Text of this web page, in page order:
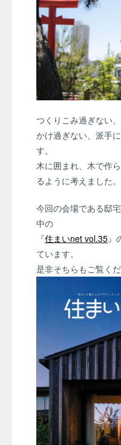
つくりこみ過ぎない
かけ過ぎない、派手
す。
木に囲まれ、木で作
るように考えました。
今回の会場である邸
中の
『住まいnet vol.35』
ています。
是非そちらもご覧くだ